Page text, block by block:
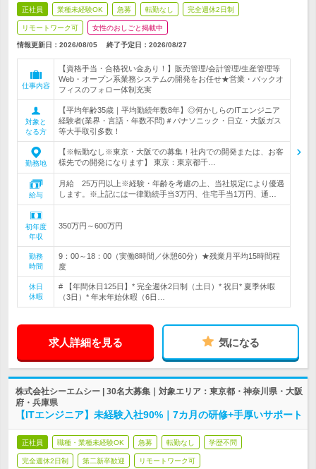
正社員 業種未経験OK 急募 転勤なし 完全週休2日制
リモートワーク可 女性のおしごと掲載中
情報更新日：2026/08/05 終了予定日： 2026/08/27
仕事内容
【資格手当・合格祝い金あり！】販売管理/会計管理/生産管理等
Web・オープン系業務システムの開発をお任せ★営業・バックオ
フィスのフォロー体制充実
対象と
なる方
【平均年齢35歳｜平均勤続年数8年】◎何かしらのITエンジニア
経験者(業界・言語・年数不問)＃パナソニック・日立・大阪ガス
等大手取引多数！
勤務地
【※転勤なし※東京・大阪での募集！社内での開発または、お客
様先での開発になります】 東京：東京都千…
給与
月給 25万円以上※経験・年齢を考慮の上、当社規定により優遇
します。※上記には一律勤続手当3万円、住宅手当1万円、通…
初年度
年収
350万円～600万円
勤務
時間
9：00～18：00（実働8時間／休憩60分）★残業月平均15時間程
度
休日
休暇
# 【年間休日125日】* 完全週休2日制（土日）* 祝日* 夏季休暇
（3日）* 年末年始休暇（6日…
求人詳細を見る 気になる
株式会社シーエムシー | 30名大募集｜対象エリア：東京都・神奈川県・大阪
府・兵庫県
【ITエンジニア】未経験入社90%｜7カ月の研修+手厚いサポート
正社員 職種・業種未経験OK 急募 転勤なし 学歴不問
完全週休2日制 第二新卒歓迎 リモートワーク可